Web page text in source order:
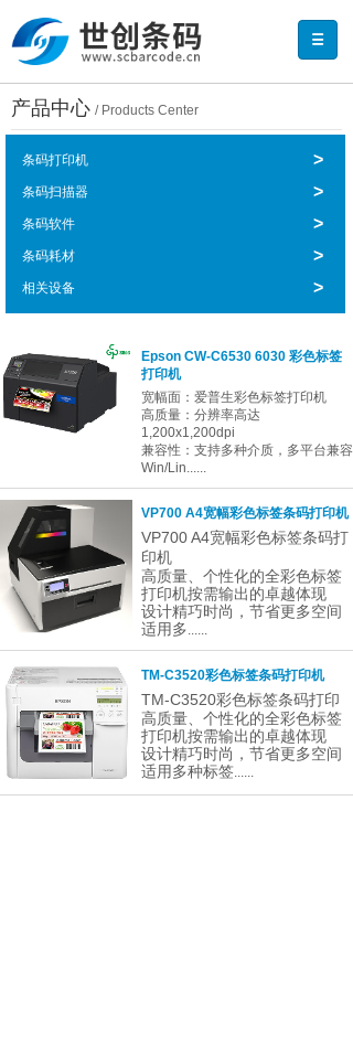
产品中心 / Products Center
条码打印机 >
条码扫描器 >
条码软件 >
条码耗材 >
相关设备 >
Epson CW-C6530 6030 彩色标签
打印机
宽幅面：爱普生彩色标签打印机
高质量：分辨率高达
1,200x1,200dpi
兼容性：支持多种介质，多平台兼容
Win/Lin......
VP700 A4宽幅彩色标签条码打印机
VP700 A4宽幅彩色标签条码打
印机
高质量、个性化的全彩色标签
打印机按需输出的卓越体现
设计精巧时尚，节省更多空间
适用多......
TM-C3520彩色标签条码打印机
TM-C3520彩色标签条码打印
高质量、个性化的全彩色标签
打印机按需输出的卓越体现
设计精巧时尚，节省更多空间
适用多种标签......